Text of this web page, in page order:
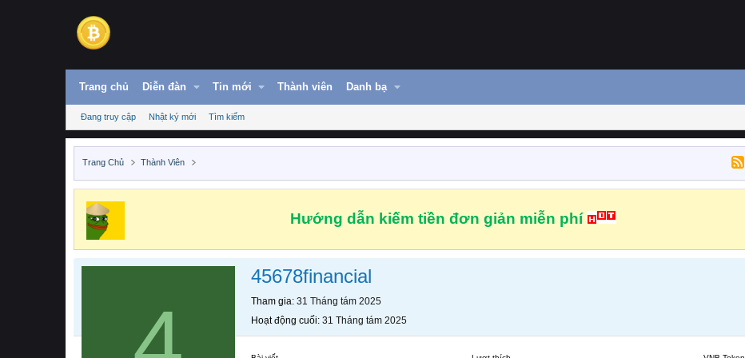
Trang chủ Diễn đàn Tin mới Thành viên Danh bạ
Đang truy cập Nhật ký mới Tìm kiếm
Trang Chủ Thành Viên
Hướng dẫn kiếm tiền đơn giản miễn phí
45678financial
Tham gia 31 Tháng tám 2025
Hoạt động cuối 31 Tháng tám 2025